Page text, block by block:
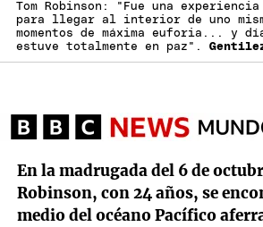
Tom Robinson: "Fue una experiencia
para llegar al interior de uno
momentos de máxima euforia... y
estuve totalmente en paz".
En la madrugada del 6 de
Robinson, con 24 años, se
medio del océano Pacífico